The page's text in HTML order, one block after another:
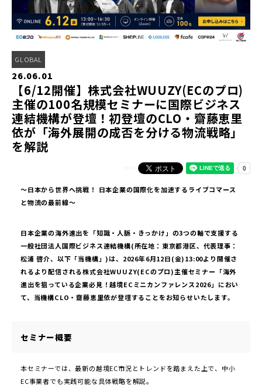
GLOBAL
26.06.01
【6/12開催】株式会社WUUZY(ECのプロ)
主催の100名規模セミナーに国際ビジネス
連結機構が登壇！初登壇のCLO・齋藤恵里
依が「海外展開の成否を分ける物流戦略」
を解説
～日本から世界へ挑戦！ 日本企業の国際化を加速するライブコマース
と物流の最前線～
日本企業の海外進出を「知識・人脈・きっかけ」の3つの軸で支援する
一般社団法人国際ビジネス連結機構(所在地：東京都港区、代表理事：
松浦 啓介、以下「当機構」)は、2026年6月12日(金)13:00より開催さ
れるより配信される株式会社WUUZY(ECのプロ)主催セミナー「海外
進出を狙っている企業必見！越境ECミニカンファレンス2026」におい
て、当機構CLO・齋藤恵里依が登壇することをお知らせいたします。
セミナー概要
本セミナーでは、最新の越境EC市況とトレンドを踏まえた上で、中小
EC事業者でも実践可能な具体戦略を解説。